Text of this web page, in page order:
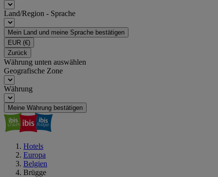
Land/Region - Sprache
Mein Land und meine Sprache bestätigen
EUR (€)
Zurück
Währung unten auswählen
Geografische Zone
Währung
Meine Währung bestätigen
Hotels
Europa
Belgien
Brügge